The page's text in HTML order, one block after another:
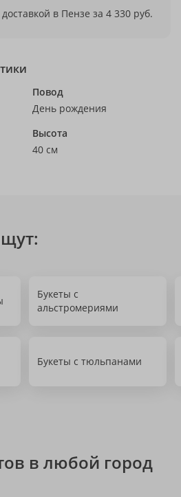
в Пензе за 4 330 руб.
Повод
День рождения
Высота
40 см
Букеты с
альстромериями
Букеты с тюльпанами
в любой город